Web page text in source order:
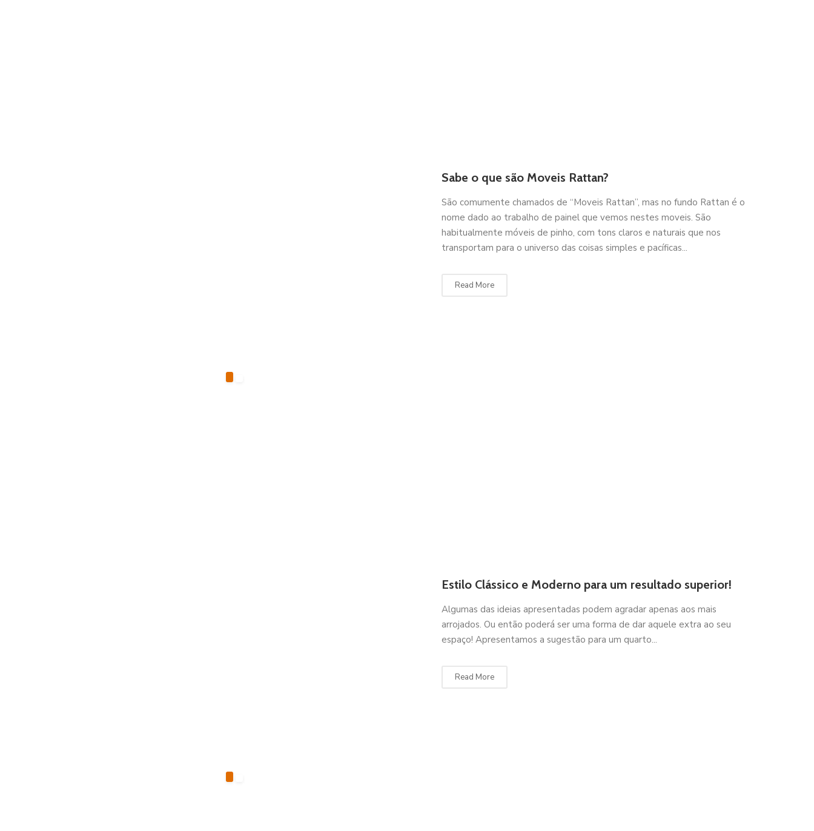
Sabe o que são Moveis Rattan?
São comumente chamados de “Moveis Rattan”, mas no fundo Rattan é o
nome dado ao trabalho de painel que vemos nestes moveis. São
habitualmente móveis de pinho, com tons claros e naturais que nos
transportam para o universo das coisas simples e pacíficas...
Read More
Estilo Clássico e Moderno para um resultado superior!
Algumas das ideias apresentadas podem agradar apenas aos mais
arrojados. Ou então poderá ser uma forma de dar aquele extra ao seu
espaço! Apresentamos a sugestão para um quarto...
Read More